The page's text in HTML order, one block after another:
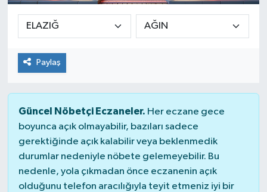
Paylaş
Güncel Nöbetçi Eczaneler. Her eczane gece
boyunca açık olmayabilir, bazıları sadece
gerektiğinde açık kalabilir veya beklenmedik
durumlar nedeniyle nöbete gelemeyebilir. Bu
nedenle, yola çıkmadan önce eczanenin açık
olduğunu telefon aracılığıyla teyit etmeniz iyi bir